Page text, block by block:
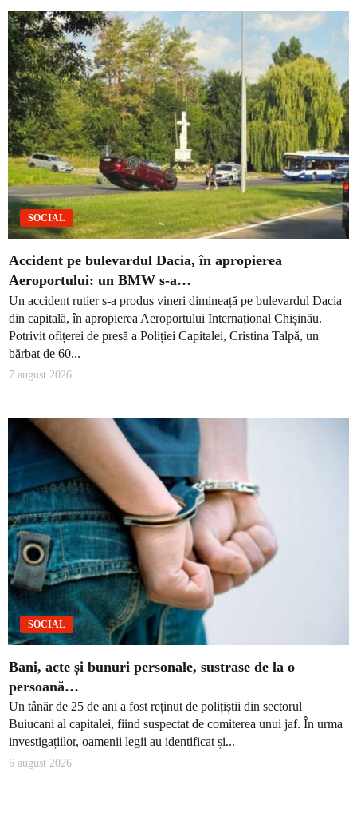
SOCIAL
Accident pe bulevardul Dacia, în apropierea
Aeroportului: un BMW s-a…
Un accident rutier s-a produs vineri dimineață pe bulevardul Dacia
din capitală, în apropierea Aeroportului Internațional Chișinău.
Potrivit ofițerei de presă a Poliției Capitalei, Cristina Talpă, un
bărbat de 60...
7 august 2026
SOCIAL
Bani, acte și bunuri personale, sustrase de la o
persoană…
Un tânăr de 25 de ani a fost reținut de polițiștii din sectorul
Buiucani al capitalei, fiind suspectat de comiterea unui jaf. În urma
investigațiilor, oamenii legii au identificat și...
6 august 2026